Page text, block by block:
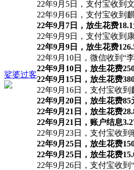
娑婆过客
22年9月5日，支付宝收到
22年9月6日，支付宝收到
22年9月7日，放生花费18.1
22年9月9日，支付宝收到
22年9月9日，放生花费
22年9月10日，微信收到“
22年9月10日，放生花费250
22年9月15日，放生花费380
22年9月16日，支付宝收到
22年9月20日，放生花费85
22年9月21日，放生花费
22年9月21日，账户结息
22年9月23日，支付宝收到
22年9月25日，放生花费150
22年9月25日，放生花费
22年9月26日，支付宝收到